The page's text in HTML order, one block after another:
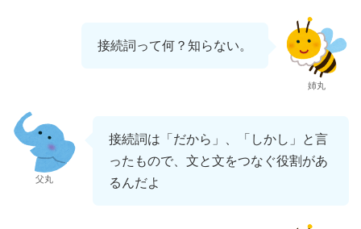
接続詞って何？知らない。
姉丸
父丸
接続詞は「だから」、「しかし」と言
ったもので、文と文をつなぐ役割があ
るんだよ